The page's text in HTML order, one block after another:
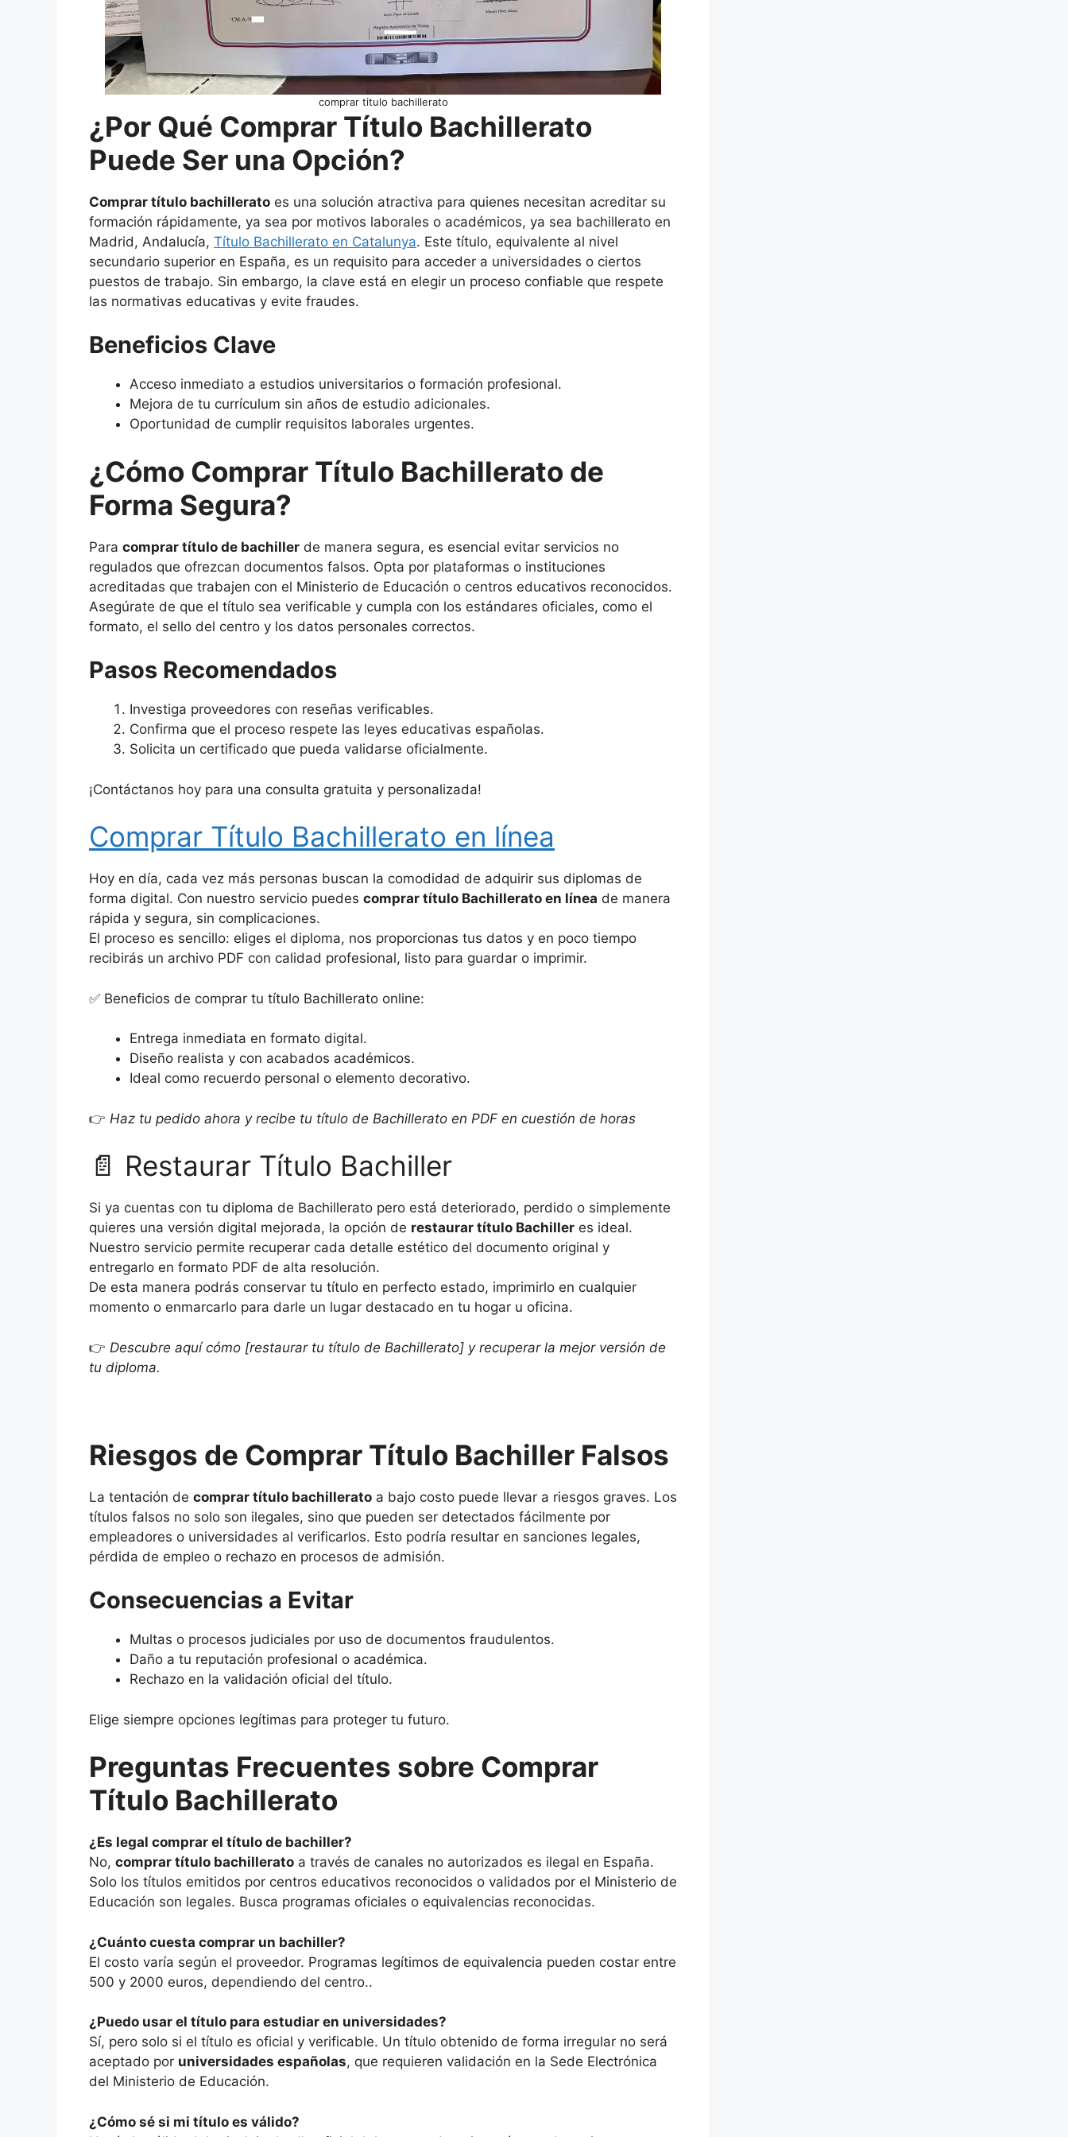
comprar titulo bachillerato
¿Por Qué Comprar Título Bachillerato
Puede Ser una Opción?
Comprar título bachillerato es una solución atractiva para quienes necesitan acreditar su
formación rápidamente, ya sea por motivos laborales o académicos, ya sea bachillerato en
Madrid, Andalucía, Título Bachillerato en Catalunya. Este título, equivalente al nivel
secundario superior en España, es un requisito para acceder a universidades o ciertos
puestos de trabajo. Sin embargo, la clave está en elegir un proceso confiable que respete
las normativas educativas y evite fraudes.
Beneficios Clave
Acceso inmediato a estudios universitarios o formación profesional.
Mejora de tu currículum sin años de estudio adicionales.
Oportunidad de cumplir requisitos laborales urgentes.
¿Cómo Comprar Título Bachillerato de
Forma Segura?
Para comprar título de bachiller de manera segura, es esencial evitar servicios no
regulados que ofrezcan documentos falsos. Opta por plataformas o instituciones
acreditadas que trabajen con el Ministerio de Educación o centros educativos reconocidos.
Asegúrate de que el título sea verificable y cumpla con los estándares oficiales, como el
formato, el sello del centro y los datos personales correctos.
Pasos Recomendados
Investiga proveedores con reseñas verificables.
Confirma que el proceso respete las leyes educativas españolas.
Solicita un certificado que pueda validarse oficialmente.
¡Contáctanos hoy para una consulta gratuita y personalizada!
Comprar Título Bachillerato en línea
Hoy en día, cada vez más personas buscan la comodidad de adquirir sus diplomas de
forma digital. Con nuestro servicio puedes comprar título Bachillerato en línea de manera
rápida y segura, sin complicaciones.
El proceso es sencillo: eliges el diploma, nos proporcionas tus datos y en poco tiempo
recibirás un archivo PDF con calidad profesional, listo para guardar o imprimir.
✅ Beneficios de comprar tu título Bachillerato online:
Entrega inmediata en formato digital.
Diseño realista y con acabados académicos.
Ideal como recuerdo personal o elemento decorativo.
👉 Haz tu pedido ahora y recibe tu título de Bachillerato en PDF en cuestión de horas
📄 Restaurar Título Bachiller
Si ya cuentas con tu diploma de Bachillerato pero está deteriorado, perdido o simplemente
quieres una versión digital mejorada, la opción de restaurar título Bachiller es ideal.
Nuestro servicio permite recuperar cada detalle estético del documento original y
entregarlo en formato PDF de alta resolución.
De esta manera podrás conservar tu título en perfecto estado, imprimirlo en cualquier
momento o enmarcarlo para darle un lugar destacado en tu hogar u oficina.
👉 Descubre aquí cómo [restaurar tu título de Bachillerato] y recuperar la mejor versión de
tu diploma.
Riesgos de Comprar Título Bachiller Falsos
La tentación de comprar título bachillerato a bajo costo puede llevar a riesgos graves. Los
títulos falsos no solo son ilegales, sino que pueden ser detectados fácilmente por
empleadores o universidades al verificarlos. Esto podría resultar en sanciones legales,
pérdida de empleo o rechazo en procesos de admisión.
Consecuencias a Evitar
Multas o procesos judiciales por uso de documentos fraudulentos.
Daño a tu reputación profesional o académica.
Rechazo en la validación oficial del título.
Elige siempre opciones legítimas para proteger tu futuro.
Preguntas Frecuentes sobre Comprar
Título Bachillerato
¿Es legal comprar el título de bachiller?
No, comprar título bachillerato a través de canales no autorizados es ilegal en España.
Solo los títulos emitidos por centros educativos reconocidos o validados por el Ministerio de
Educación son legales. Busca programas oficiales o equivalencias reconocidas.
¿Cuánto cuesta comprar un bachiller?
El costo varía según el proveedor. Programas legítimos de equivalencia pueden costar entre
500 y 2000 euros, dependiendo del centro..
¿Puedo usar el título para estudiar en universidades?
Sí, pero solo si el título es oficial y verificable. Un título obtenido de forma irregular no será
aceptado por universidades españolas, que requieren validación en la Sede Electrónica
del Ministerio de Educación.
¿Cómo sé si mi título es válido?